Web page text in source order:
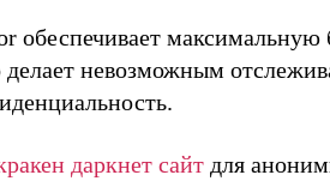
обеспечивает
невозможным
даркнет сайт для